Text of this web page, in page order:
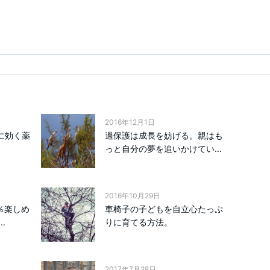
効く薬
2016年12月1日
過保護は成長を妨げる。親はも
っと自分の夢を追いかけてい...
楽しめ
2016年10月29日
車椅子の子どもを自立心たっぷ
りに育てる方法。